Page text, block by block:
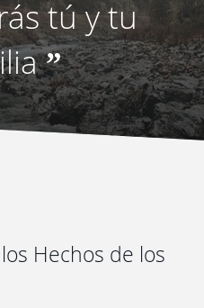
tú y tu
”
Hechos de los